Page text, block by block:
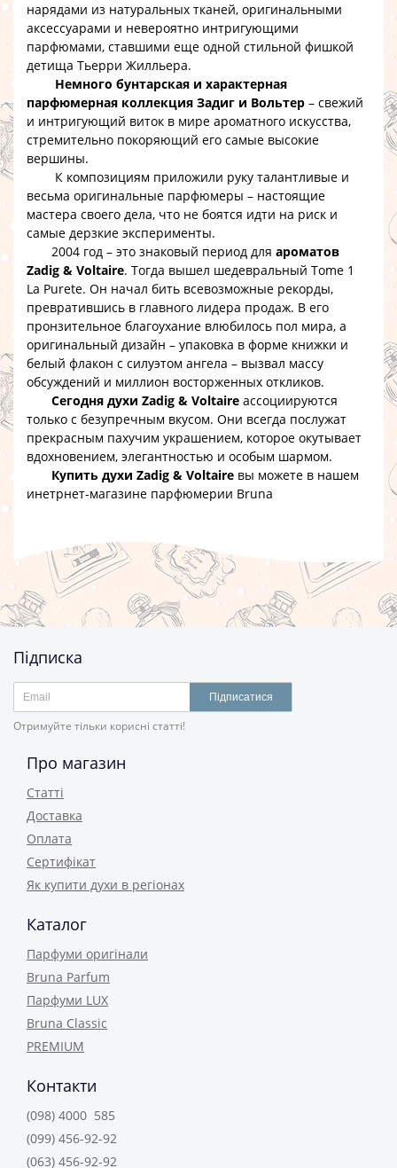
нарядами из натуральных тканей, оригинальными
аксессуарами и невероятно интригующими
парфюмами, ставшими еще одной стильной фишкой
детища Тьерри Жилльера.
Немного бунтарская и характерная
парфюмерная коллекция Задиг и Вольтер – свежий
и интригующий виток в мире ароматного искусства,
стремительно покоряющий его самые высокие
вершины.
К композициям приложили руку талантливые и
весьма оригинальные парфюмеры – настоящие
мастера своего дела, что не боятся идти на риск и
самые дерзкие эксперименты.
2004 год – это знаковый период для ароматов
Zadig & Voltaire. Тогда вышел шедевральный Tome 1
La Purete. Он начал бить всевозможные рекорды,
превратившись в главного лидера продаж. В его
пронзительное благоухание влюбилось пол мира, а
оригинальный дизайн – упаковка в форме книжки и
белый флакон с силуэтом ангела – вызвал массу
обсуждений и миллион восторженных откликов.
Сегодня духи Zadig & Voltaire ассоциируются
только с безупречным вкусом. Они всегда послужат
прекрасным пахучим украшением, которое окутывает
вдохновением, элегантностью и особым шармом.
Купить духи Zadig & Voltaire вы можете в нашем
инетрнет-магазине парфюмерии Bruna
Підписка
Підписатися
Отримуйте тільки корисні статті!
Про магазин
Статті
Доставка
Оплата
Сертифікат
Як купити духи в регіонах
Каталог
Парфуми оригінали
Bruna Parfum
Парфуми LUX
Bruna Classic
PREMIUM
Контакти
(098) 4000 585
(099) 456-92-92
(063) 456-92-92